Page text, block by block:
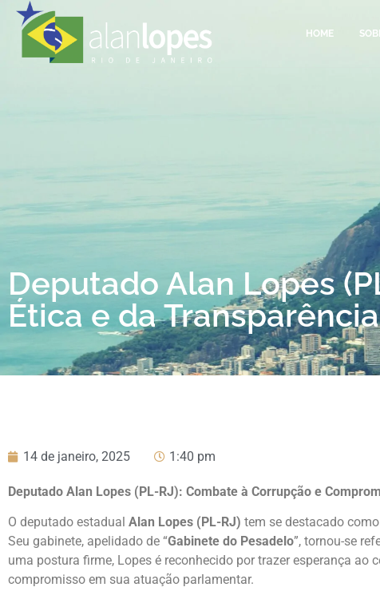
HOME
Deputado Alan Lopes
Ética e da
14 de janeiro, 2025 1:40 pm
Deputado Alan Lopes (PL-RJ): Combate à Corrupção e
O deputado estadual Alan Lopes (PL-RJ) tem se destacado
Seu gabinete, apelidado de “Gabinete do Pesadelo”, tornou-se
uma postura firme, Lopes é reconhecido por trazer esperança
compromisso em sua atuação parlamentar.